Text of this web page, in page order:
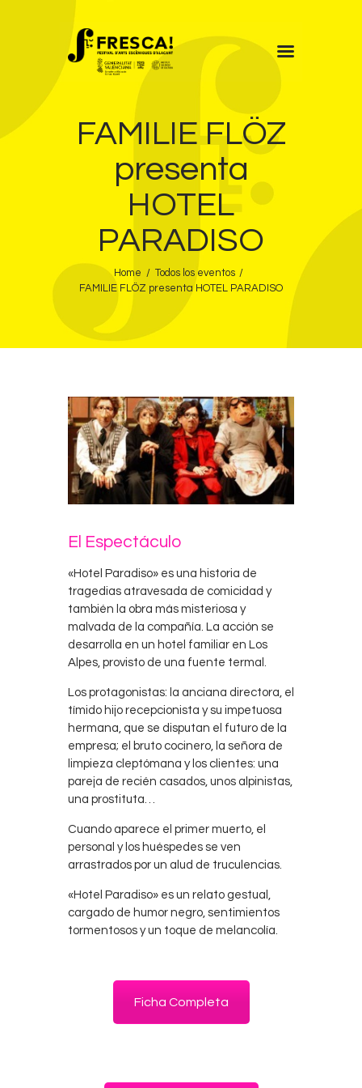
FAMILIE FLÖZ
presenta
HOTEL
PARADISO
Home
Todos los eventos
FAMILIE FLÖZ presenta HOTEL PARADISO
Programa
Información de interés
Contacto
El Espectáculo
«Hotel Paradiso» es una historia de
tragedias atravesada de comicidad y
también la obra más misteriosa y
malvada de la compañía. La acción se
desarrolla en un hotel familiar en Los
Alpes, provisto de una fuente termal.
Los protagonistas: la anciana directora, el
tímido hijo recepcionista y su impetuosa
hermana, que se disputan el futuro de la
empresa; el bruto cocinero, la señora de
limpieza cleptómana y los clientes: una
pareja de recién casados, unos alpinistas,
una prostituta…
Cuando aparece el primer muerto, el
personal y los huéspedes se ven
arrastrados por un alud de truculencias.
«Hotel Paradiso» es un relato gestual,
cargado de humor negro, sentimientos
tormentosos y un toque de melancolía.
Ficha Completa